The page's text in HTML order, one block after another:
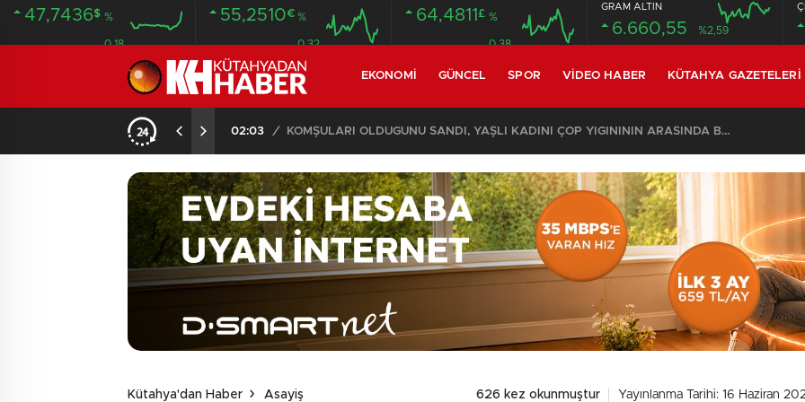
47,7436$ %
0.18
55,2510€ %
0.32
64,4811 £ %
0.38
GRAM ALTIN
6.660,55 %2,59
EKONOMI GÜNCEL SPOR VIDEO HABER KÜTAHYA GAZETELERI
02:03 / KOMŞULARI ÖLDÜĞÜNÜ SANDI, YAŞLI KADINI ÇÖP YIĞINININ ARASINDA BULUNDU
Kütahya'dan Haber Asayiş 626 kez okunmuştur Yayınlanma Tarihi: 16 Haziran